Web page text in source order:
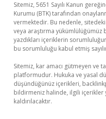
Sitemiz, 5651 Sayılı Kanun
Kurumu (BTK) tarafından
vermektedir. Bu nedenle,
veya araştırma yükümlülüğümüz
yazdıkları içeriklerin
bu sorumluluğu kabul etmiş
Sitemiz, kar amacı gütmeyen ve
platformudur. Hukuka ve yasal
düşündüğünüz içerikleri,
bildirmeniz halinde, ilgili içerikler
kaldırılacaktır.